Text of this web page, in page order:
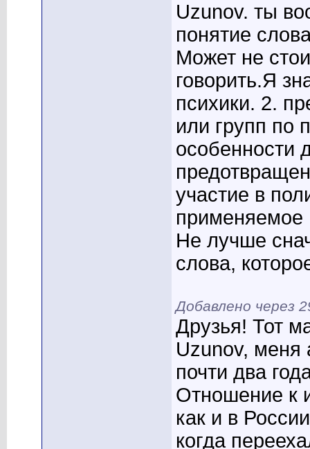
Uzunov. ты
понятие
Может не
говорить.Я
психики. 2.
или групп по
особенности
участие в
применяемое
Не лучше
слова,
Добавлено через
Друзья! Тот
Uzunov, меня
почти два
Отношение к
как и в
когда